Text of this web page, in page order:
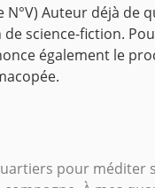
N°V) Auteur déjà de
science-fiction.
également le
pour méditer